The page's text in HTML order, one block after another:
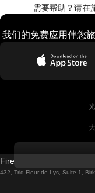
需要帮助？请在
我们的免费应用伴您
Firebird GT Limited (OC
432, Triq Fleur de Lys, Suite 1,